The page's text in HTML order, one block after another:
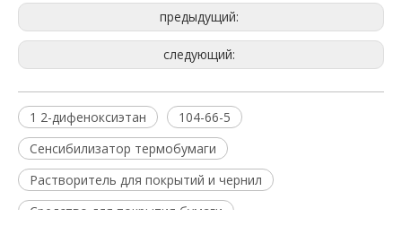
предыдущий:
следующий:
1 2-дифеноксиэтан
104-66-5
Сенсибилизатор термобумаги
Растворитель для покрытий и чернил
Средство для покрытия бумаги